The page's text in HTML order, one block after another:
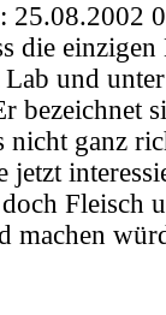
25.08.2002
die
und
bezeichnet
nicht ganz
Fleisch
machen